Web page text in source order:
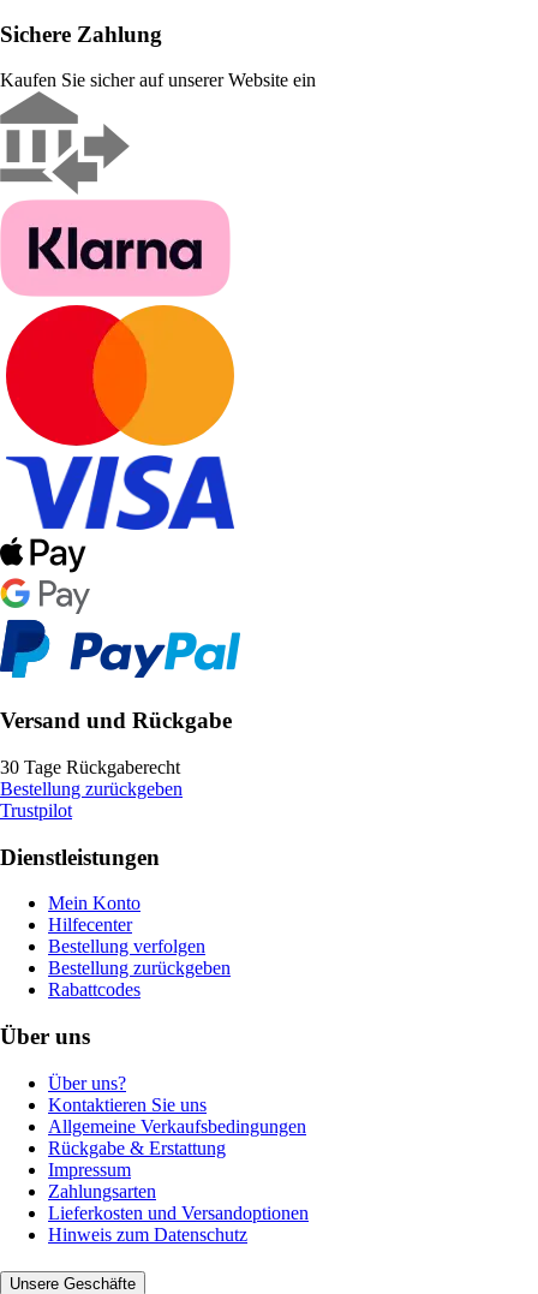
Sichere Zahlung
Kaufen Sie sicher auf unserer Website ein
Versand und Rückgabe
30 Tage Rückgaberecht
Bestellung zurückgeben
Trustpilot
Dienstleistungen
Mein Konto
Hilfecenter
Bestellung verfolgen
Bestellung zurückgeben
Rabattcodes
Über uns
Über uns?
Kontaktieren Sie uns
Allgemeine Verkaufsbedingungen
Rückgabe & Erstattung
Impressum
Zahlungsarten
Lieferkosten und Versandoptionen
Hinweis zum Datenschutz
Unsere Geschäfte